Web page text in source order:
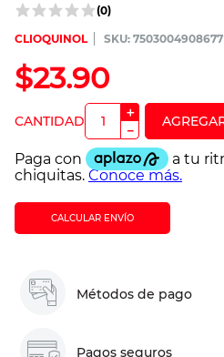
(0)
CLIOQUINOL :7503004908677
$23.90
＋
－
CALCULAR ENVÍO
Métodos de pago
Pagos seguros